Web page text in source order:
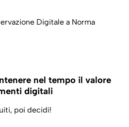
Digitale a Norma
nel tempo il valore
digitali
poi decidi!